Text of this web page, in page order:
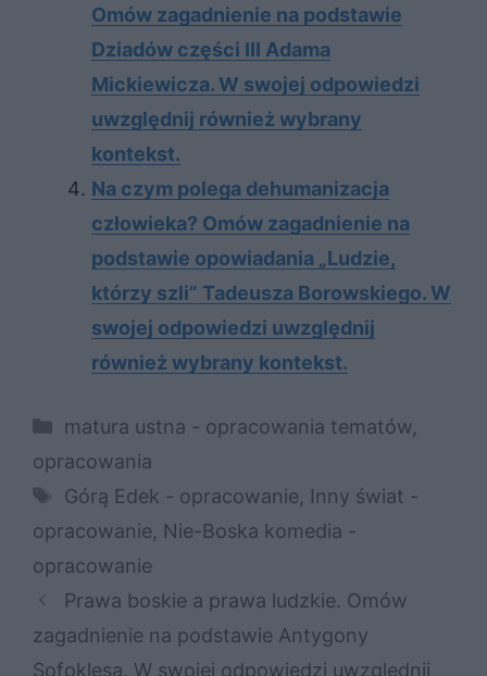
Omów zagadnienie na podstawie
Dziadów części III Adama
Mickiewicza. W swojej odpowiedzi
uwzględnij również wybrany
kontekst.
Na czym polega dehumanizacja
człowieka? Omów zagadnienie na
podstawie opowiadania „Ludzie,
którzy szli” Tadeusza Borowskiego. W
swojej odpowiedzi uwzględnij
również wybrany kontekst.
Kategorie
matura ustna - opracowania tematów,
opracowania
Tagi
Górą Edek - opracowanie, Inny świat -
opracowanie, Nie-Boska komedia -
opracowanie
Prawa boskie a prawa ludzkie. Omów
zagadnienie na podstawie Antygony
Sofoklesa. W swojej odpowiedzi uwzględnij